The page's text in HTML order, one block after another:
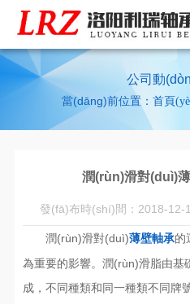
公司動
當(dāng)前位置： 首頁
潤(rùn)滑對(duì)
發(fā)布時(shí)間：2018-12-
潤(rùn)滑對(duì)薄壁軸承的
為重要的影響。潤(rùn)滑脂由
成，不同種類和同一種類不同